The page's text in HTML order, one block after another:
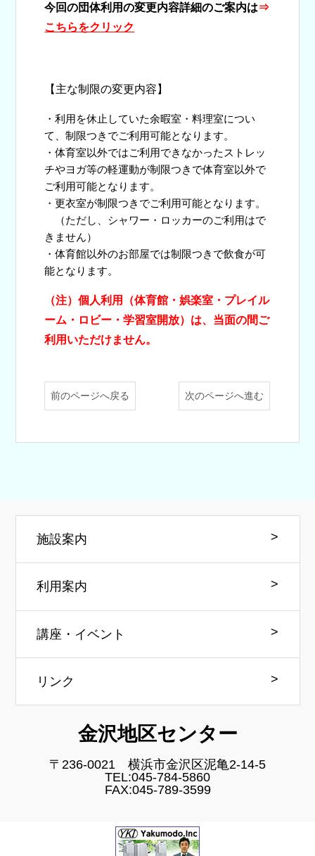
今回の団体利用の変更内容詳細のご案内は⇒
こちらをクリック
【主な制限の変更内容】
・利用を休止していた余暇室・料理室につい
て、制限つきでご利用可能となります。
・体育室以外ではご利用できなかったストレッ
チやヨガ等の軽運動が制限つきで体育室以外で
ご利用可能となります。
・更衣室が制限つきでご利用可能となります。
（ただし、シャワー・ロッカーのご利用はで
きません）
・体育館以外のお部屋では制限つきで飲食が可
能となります。
（注）個人利用（体育館・娯楽室・プレイル
ーム・ロビー・学習室開放）は、当面の間ご
利用 いただけません。
前のページへ戻る 次のページへ進む
施設案内
利用案内
講座・イベント
リンク
金沢地区センター
〒236-0021 横浜市金沢区泥亀2-14-5
TEL:045-784-5860
FAX:045-789-3599